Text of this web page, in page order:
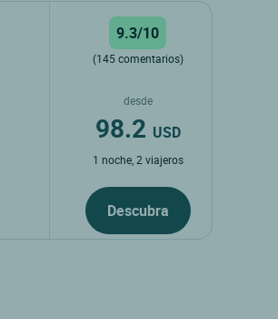
9.3/10
(145 comentarios)
desde
98.2 USD
1 noche, 2 viajeros
Descubra